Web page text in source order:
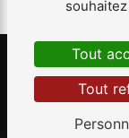
Mentions
Tout
Tout